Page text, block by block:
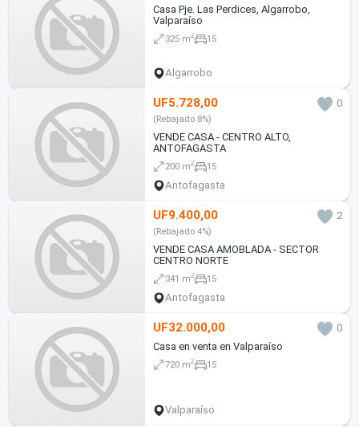
Casa Pje. Las Perdices, Algarrobo,
Valparaíso
325 m2 15
Algarrobo
UF5.728,00 0
(Rebajado 8%)
VENDE CASA - CENTRO ALTO,
ANTOFAGASTA
200 m2 15
Antofagasta
UF9.400,00 2
(Rebajado 4%)
VENDE CASA AMOBLADA - SECTOR
CENTRO NORTE
341 m2 15
Antofagasta
UF32.000,00
0
Casa en venta en Valparaíso
720 m2 15
Valparaíso